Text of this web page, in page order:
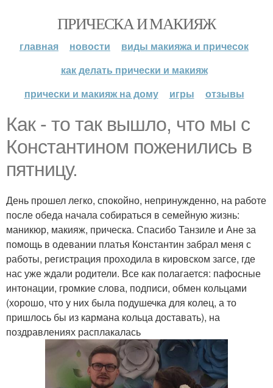
ПРИЧЕСКА И МАКИЯЖ
главная новости
виды макияжа и причесок
как делать прически и макияж
прически и макияж на дому
игры отзывы
Как - то так вышло, что мы с
Константином поженились в
пятницу.
День прошел легко, спокойно, непринужденно, на работе
после обеда начала собираться в семейную жизнь:
маникюр, макияж, прическа. Спасибо Танзиле и Ане за
помощь в одевании платья Константин забрал меня с
работы, регистрация проходила в кировском загсе, где
нас уже ждали родители. Все как полагается: пафосные
интонации, громкие слова, подписи, обмен кольцами
(хорошо, что у них была подушечка для колец, а то
пришлось бы из кармана кольца доставать), на
поздравлениях расплакалась